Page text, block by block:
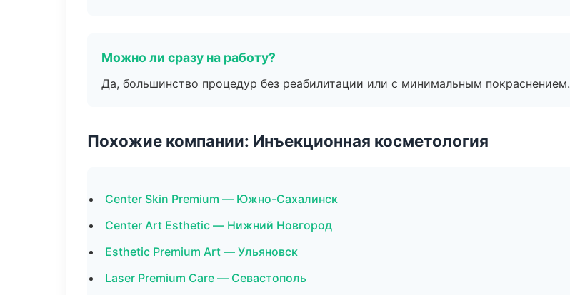
Можно ли сразу на работу?
Да, большинство процедур без реабилитации или с минимальным покраснением.
Похожие компании: Инъекционная косметология
Center Skin Premium — Южно-Сахалинск
Center Art Esthetic — Нижний Новгород
Esthetic Premium Art — Ульяновск
Laser Premium Care — Севастополь